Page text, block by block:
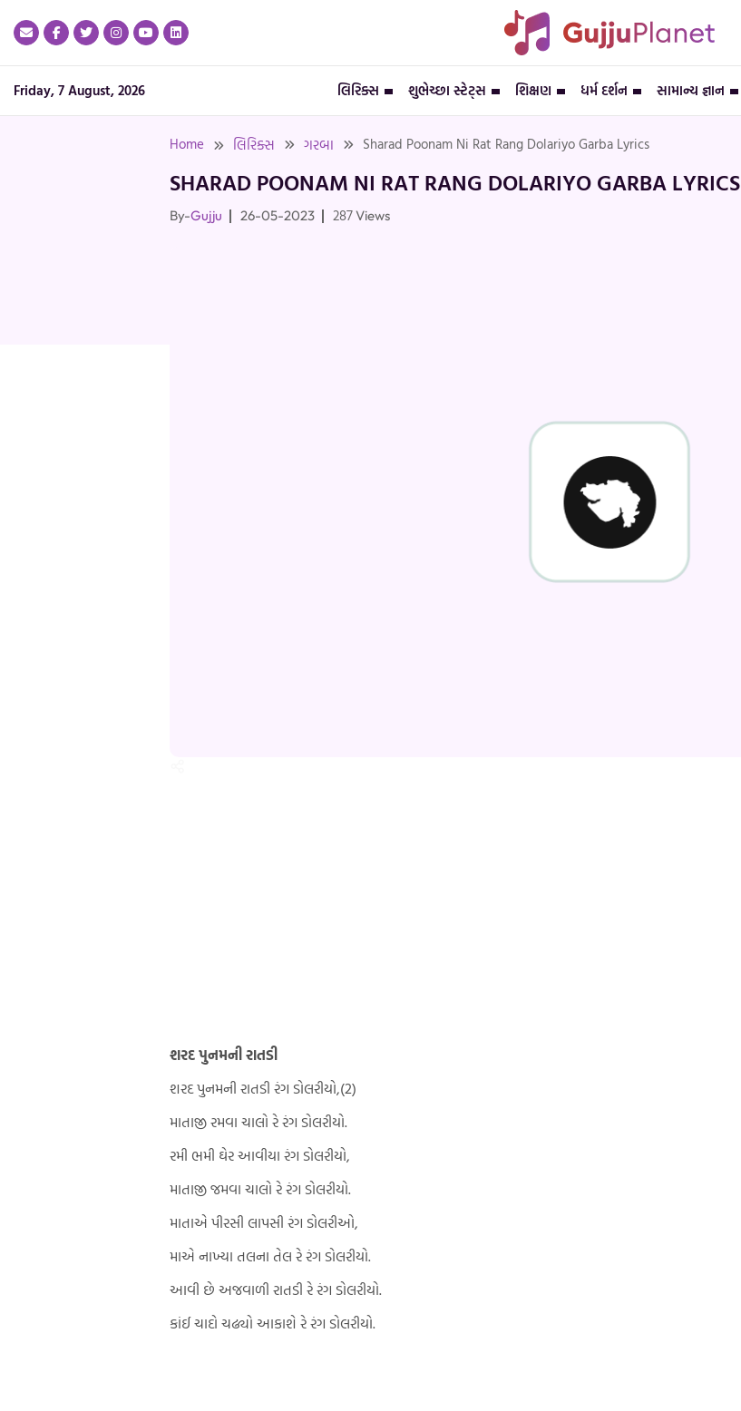
Friday, 7 August, 2026 લિરિક્સ શુભેચ્છા સ્ટેટ્સ શિક્ષણ ધર્મ દર્શન સામાન્ય જ્ઞાન
Home લિરિક્સ ગરબા Sharad Poonam Ni Rat Rang Dolariyo Garba Lyrics
SHARAD POONAM NI RAT RANG DOLARIYO GARBA LYRICS
By-Gujju 26-05-2023 287Views
શરદ પુનમની રાતડી
શરદ પુનમની રાતડી રંગ ડોલરીયો,(2)
માતાજી રમવા ચાલો રે રંગ ડોલરીયો.
રમી ભમી ઘેર આવીયા રંગ ડોલરીયો,
માતાજી જમવા ચાલો રે રંગ ડોલરીયો.
માતાએ પીરસી લાપસી રંગ ડોલરીઓ,
માએ નાખ્યા તલના તેલ રે રંગ ડોલરીયો.
આવી છે અજવાળી રાતડી રે રંગ ડોલરીયો.
કાંઈ ચાદો ચઢ્યો આકાશે રે રંગ ડોલરીયો.